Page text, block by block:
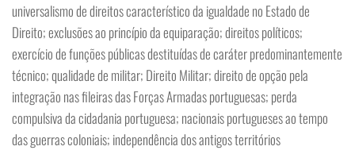
universalismo de direitos característico da igualdade no Estado de
Direito; exclusões ao princípio da equiparação; direitos políticos;
exercício de funções públicas destituídas de caráter predominantemente
técnico; qualidade de militar; Direito Militar; direito de opção pela
integração nas fileiras das Forças Armadas portuguesas; perda
compulsiva da cidadania portuguesa; nacionais portugueses ao tempo
das guerras coloniais; independência dos antigos territórios